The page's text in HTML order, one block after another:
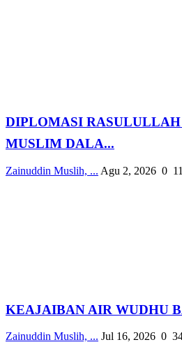
DIPLOMASI RASULULLAH ﷺ DENGAN NON-
MUSLIM DALA...
Zainuddin Muslih, ... Agu 2, 2026 0 11
KEAJAIBAN AIR WUDHU
Zainuddin Muslih, ... Jul 16, 2026 0